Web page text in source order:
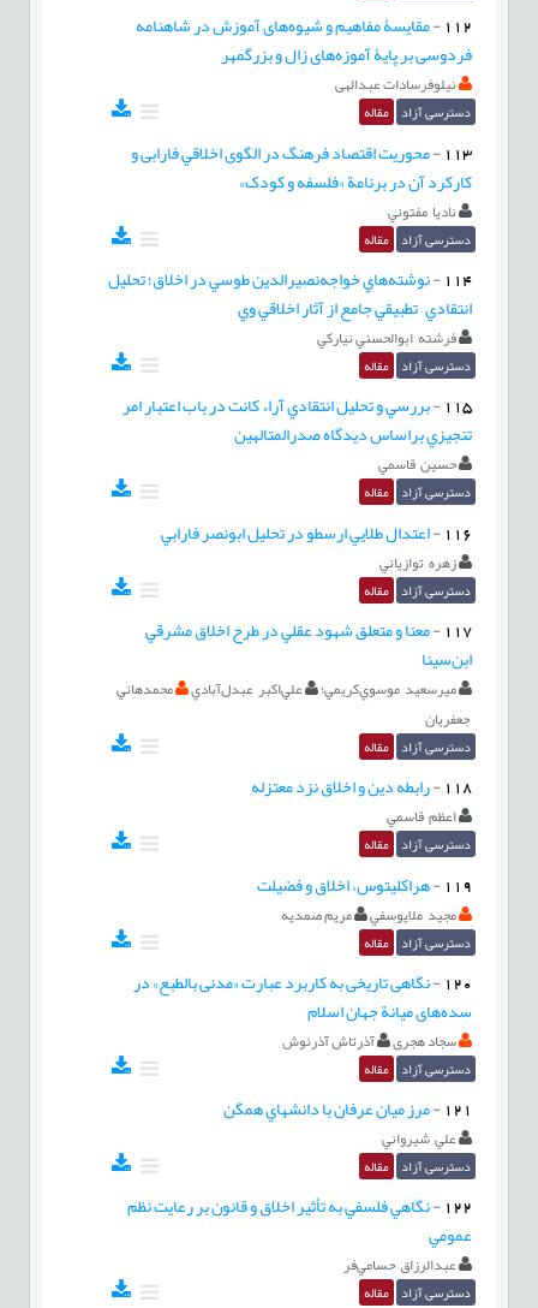
112
-مقایسۀ مفاهیم و شیوه‌های آموزش در شاهنامه
فردوسی بر پایۀ آموزه‌های زال و بزرگمهر
نیلوفرسادات عبدالهی
دسترسی آزاد مقاله
113
-محوريت اقتصاد فرهنگ در الگوی اخلاقي فارابی و
كاركرد آن در برنامة «فلسفه و کودک»
ناديا مفتوني
دسترسی آزاد مقاله
114
-نوشته‌هاي خواجه‌نصيرالدين طوسي در اخلاق؛ تحليل
انتقادي – تطبيقي جامع از آثار اخلاقي وي
فرشته ابوالحسني نياركي
دسترسی آزاد مقاله
115
-بررسي و تحليل انتقادي آراء كانت در باب اعتبار امر
تنجيزي براساس ديدگاه صدرالمتالهين
حسين قاسمي
دسترسی آزاد مقاله
116
-اعتدال طلايي ارسطو در تحليل ابونصر فارابي
زهره توازياني
دسترسی آزاد مقاله
117
-معنا و متعلق شهود عقلي در طرح اخلاق مشرقي
ابن‌سينا
ميرسعيد موسوي‌كريمي؛ علي‌اكبر عبدل‌آبادي
محمد‌هاني
جعفريان
دسترسی آزاد مقاله
118
-رابطه دين و اخلاق نزد معتزله
اعظم قاسمي
دسترسی آزاد مقاله
119
-هراکليتوس، اخلاق و فضيلت
مجيد ملايوسفي مریم صمدیه
دسترسی آزاد مقاله
120
-نگاهی تاریخی به کاربرد عبارت «مدنی بالطبع» در
سده‌های میانة جهان اسلام
سجاد هجری آذرتاش آذرنوش
دسترسی آزاد مقاله
121
-مرز ميان عرفان با دانشهاي همگن
علي شيرواني
دسترسی آزاد مقاله
122
-نگاهي فلسفي به تأثير اخلاق و قانون بر رعايت نظم
عمومي
عبدالرزاق حسامي‌فر
دسترسی آزاد مقاله